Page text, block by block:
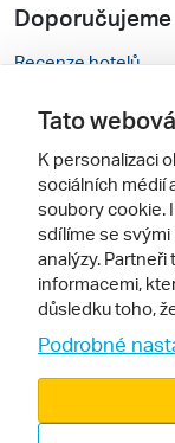
Doporučujeme
Recenze hotelů
Rady na cestu
Cestovní kanceláře
Zájazdy.sk
Sledujte nás
Tato
K personalizaci
sociálních médií
soubory cookie.
sdílíme se svými
analýzy.
informacemi,
důsledku toho,
Podrobné